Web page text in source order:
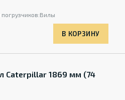
Вилы
В КОРЗИНУ
Caterpillar 1869 мм (74